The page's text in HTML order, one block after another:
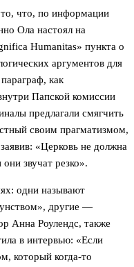
что, по информации
Ола настоял на
Humanitas» пункта о
аргументов для
как
Папской комиссии
предлагали смягчить
своим прагматизмом,
«Церковь не должна
звучат резко».
одни называют
другие —
Анна Роулендс, также
в интервью: «Если
который когда-то